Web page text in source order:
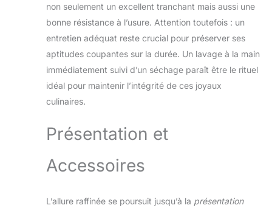
Cet 3 pièces
ensemble de
couteaux japonais
haut de gamme est
conçu pour les
professionnels de la
cuisine et les
professionnel de 20
poisson ; un
non seulement un excellent tranchant mais aussi une
bonne résistance à l’usure. Attention toutefois : un
entretien adéquat reste crucial pour préserver ses
aptitudes coupantes sur la durée. Un lavage à la main
immédiatement suivi d’un séchage paraît être le rituel
idéal pour maintenir l’intégrité de ces joyaux
culinaires.
Présentation et
Accessoires
L’allure raffinée se poursuit jusqu’à la présentation